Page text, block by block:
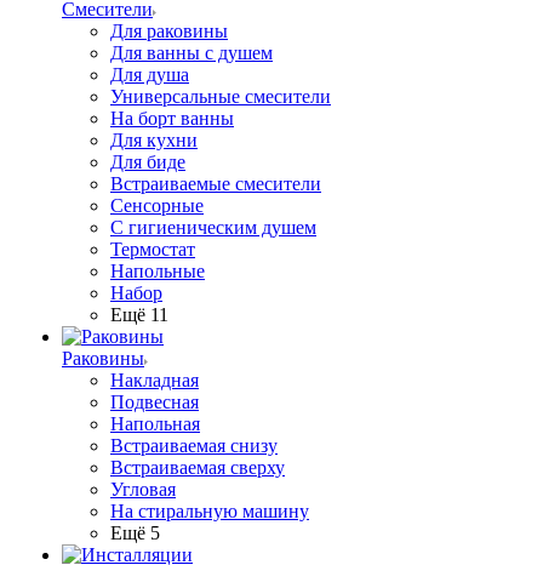
Смесители
Для раковины
Для ванны с душем
Для душа
Универсальные смесители
На борт ванны
Для кухни
Для биде
Встраиваемые смесители
Сенсорные
С гигиеническим душем
Термостат
Напольные
Набор
Ещё 11
Раковины
Накладная
Подвесная
Напольная
Встраиваемая снизу
Встраиваемая сверху
Угловая
На стиральную машину
Ещё 5